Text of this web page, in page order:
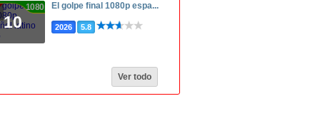
10
1080p El golpe final 1080p espa...
2026 5.8
Ver todo